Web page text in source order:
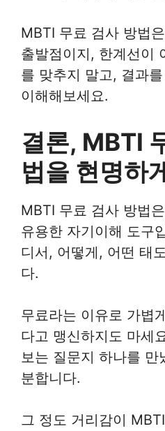
MBTI 무료 검사 방법
출발점이지, 한계선이
를 맞추지 말고, 결과
이해해보세요.
결론, MBTI
법을 현명하
MBTI 무료 검사 방법
유용한 자기이해 도구
디서, 어떻게, 어떤 태
다.
무료라는 이유로 가볍
다고 맹신하지도 마세
보는 질문지 하나를 만
분합니다.
그 정도 거리감이